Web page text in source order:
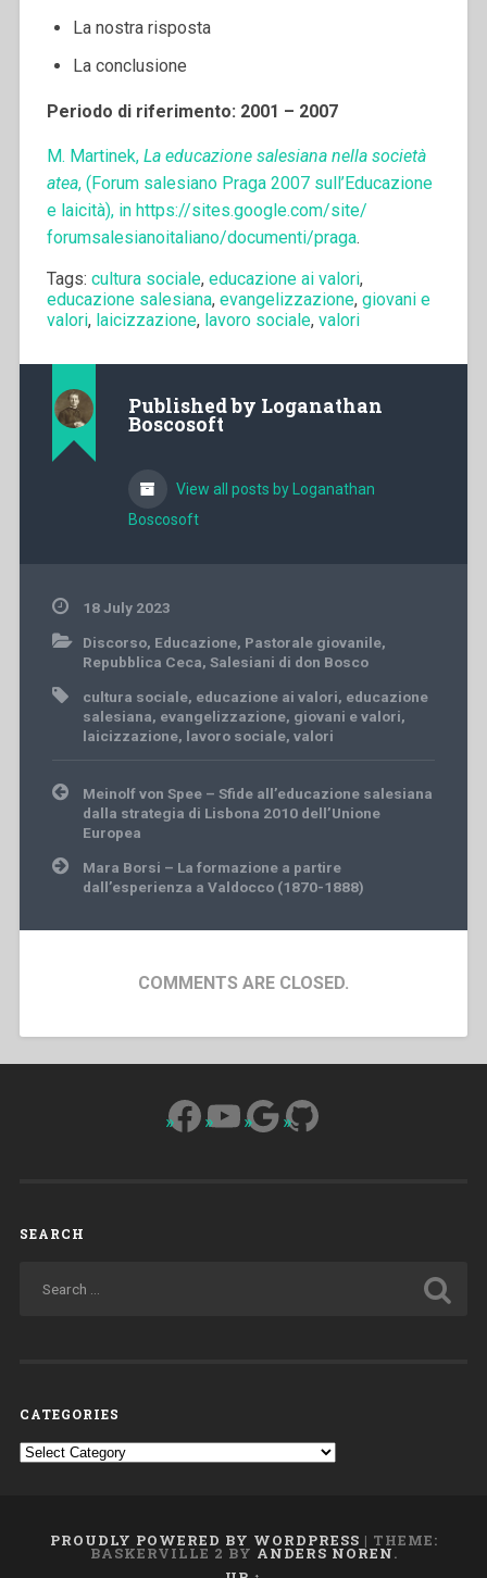
La nostra risposta
La conclusione
Periodo di riferimento: 2001 – 2007
M. Martinek, La educazione salesiana nella società
atea, (Forum salesiano Praga 2007 sull’Educazione
e laicità), in https://sites.google.com/site/
forumsalesianoitaliano/documenti/praga.
Tags: cultura sociale, educazione ai valori,
educazione salesiana, evangelizzazione, giovani e
valori, laicizzazione, lavoro sociale, valori
Published by Loganathan
Boscosoft
View all posts by Loganathan
Boscosoft
18 July 2023
Discorso, Educazione, Pastorale giovanile,
Repubblica Ceca, Salesiani di don Bosco
cultura sociale, educazione ai valori, educazione
salesiana, evangelizzazione, giovani e valori,
laicizzazione, lavoro sociale, valori
Post
navigation
Meinolf von Spee – Sfide all’educazione salesiana
dalla strategia di Lisbona 2010 dell’Unione
Europea
Mara Borsi – La formazione a partire
dall’esperienza a Valdocco (1870-1888)
COMMENTS ARE CLOSED.
Facebook
YouTube
Google
GitHub
SEARCH
CATEGORIES
Categories
PROUDLY POWERED BY WORDPRESS | THEME:
BASKERVILLE 2 BY ANDERS NOREN.